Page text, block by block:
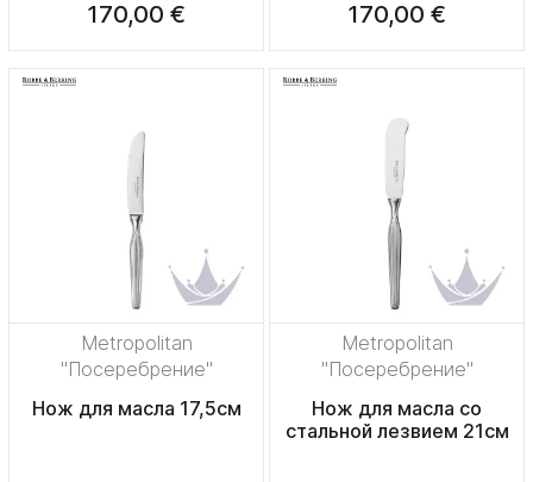
170,00 € 170,00 €
Metropolitan
"Посеребрение"
Нож для масла 17,5см
Metropolitan
"Посеребрение"
Нож для масла со
стальной лезвием 21см